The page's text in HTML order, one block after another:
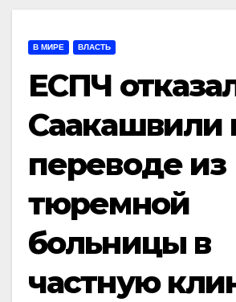
В МИРЕ ВЛАСТЬ
ЕСПЧ
Саакашвили
переводе из
тюремной
больницы в
частную